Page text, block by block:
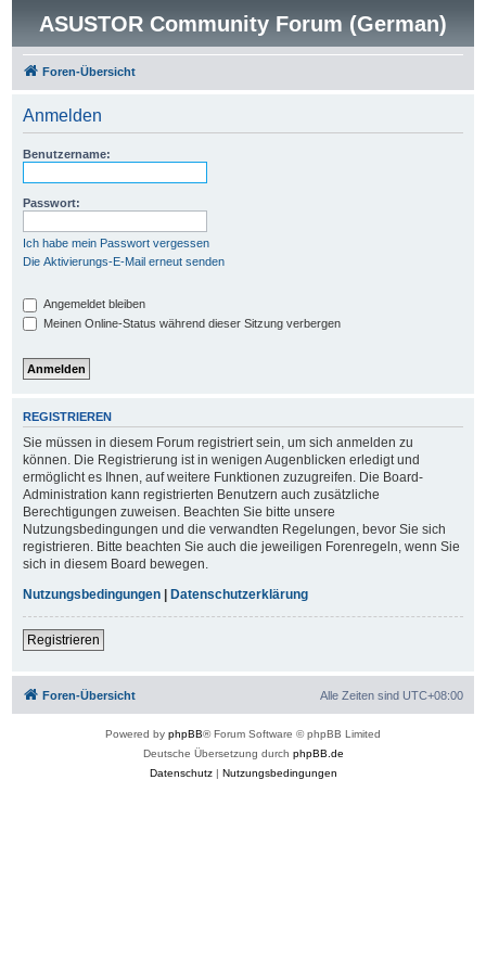
ASUSTOR Community Forum (German)
Foren-Übersicht
Anmelden
Benutzername:
Passwort:
Ich habe mein Passwort vergessen
Die Aktivierungs-E-Mail erneut senden
Angemeldet bleiben
Meinen Online-Status während dieser Sitzung verbergen
REGISTRIEREN
Sie müssen in diesem Forum registriert sein, um sich anmelden zu
können. Die Registrierung ist in wenigen Augenblicken erledigt und
ermöglicht es Ihnen, auf weitere Funktionen zuzugreifen. Die Board-
Administration kann registrierten Benutzern auch zusätzliche
Berechtigungen zuweisen. Beachten Sie bitte unsere
Nutzungsbedingungen und die verwandten Regelungen, bevor Sie sich
registrieren. Bitte beachten Sie auch die jeweiligen Forenregeln, wenn Sie
sich in diesem Board bewegen.
Nutzungsbedingungen| Datenschutzerklärung
Registrieren
Foren-Übersicht Alle Zeiten sind UTC+08:00
Powered by phpBB® Forum Software © phpBB Limited
Deutsche Übersetzung durch phpBB.de
Datenschutz| Nutzungsbedingungen